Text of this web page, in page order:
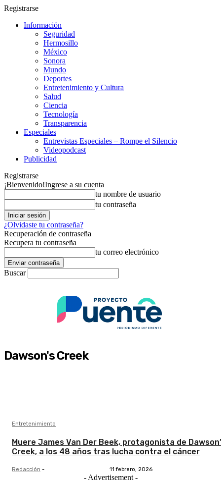
Registrarse
Información
Seguridad
Hermosillo
México
Sonora
Mundo
Deportes
Entretenimiento y Cultura
Salud
Ciencia
Tecnología
Transparencia
Especiales
Entrevistas Especiales – Rompe el Silencio
Videopodcast
Publicidad
Registrarse
¡Bienvenido!Ingrese a su cuenta
tu nombre de usuario
tu contraseña
¿Olvidaste tu contraseña?
Recuperación de contraseña
Recupera tu contraseña
tu correo electrónico
Buscar
Dawson's Creek
Entretenimiento
Muere James Van Der Beek, protagonista de
Creek, a los 48 años tras lucha contra el cáncer
Redacción - 11 febrero, 2026
- Advertisement -